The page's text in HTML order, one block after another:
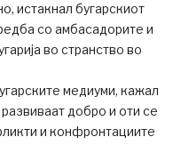
истакнал бугарскиот
со амбасадорите и
во странство во
медиуми, кажал
добро и оти се
и конфронтациите